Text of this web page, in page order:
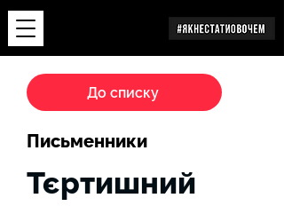
До списку
Письменники
Тєртишний